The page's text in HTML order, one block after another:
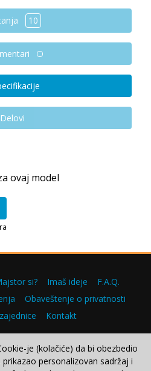
10
Delovi
ovaj model
si? Imaš ideje
F.A.Q.
Obaveštenje o privatnosti
Kontakt
© 2000–2026.
je (kolačiće) da bi obezbedio
personalizovan sadržaj i